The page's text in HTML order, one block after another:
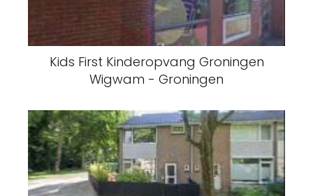
Kids First Kinderopvang Groningen
Wigwam - Groningen